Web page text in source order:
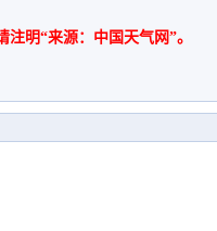
注明“来源：中国天气网”。